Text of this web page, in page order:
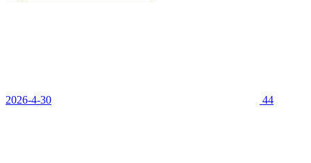
2026-4-30 44